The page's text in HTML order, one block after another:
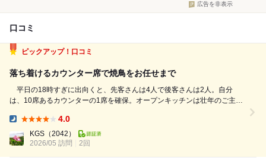
広告を非表示
口コミ
ピックアップ！口コミ
落ち着けるカウンター席で焼鳥をお任せまで
平日の18時すぎに出向くと、先客さんは4人で後客さんは2人。自分
は、10席あるカウンターの1席を確保。オープンキッチンは壮年のご主
ど、ご主人は会話をしても距離感がいいから自分はアウェイ感を覚えずに
4.0
KGS （2042）
2026/05 訪問
2回